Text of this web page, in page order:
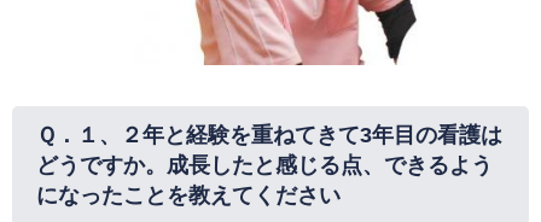
Ｑ． １、２年と経験を重ねてきて3年目の看護は
どうですか。成長したと感じる点、できるよう
になったことを教えてください